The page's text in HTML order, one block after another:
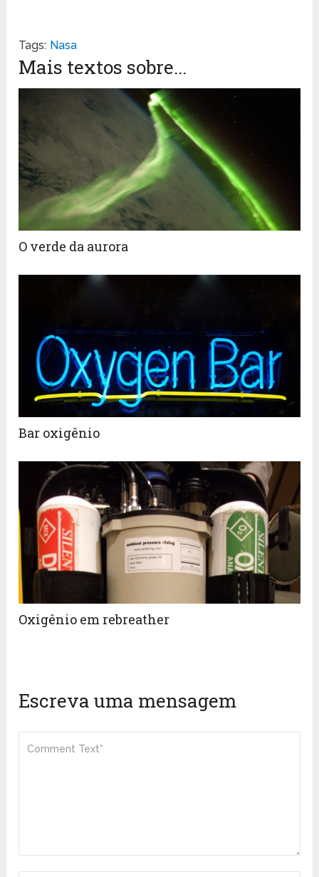
Tags: Nasa
Mais textos sobre...
O verde da aurora
Bar oxigênio
Oxigênio em rebreather
Escreva uma mensagem